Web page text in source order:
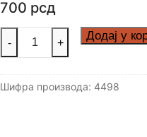
700 рсд
количина
- + Додај у
Шифра производа: 4498